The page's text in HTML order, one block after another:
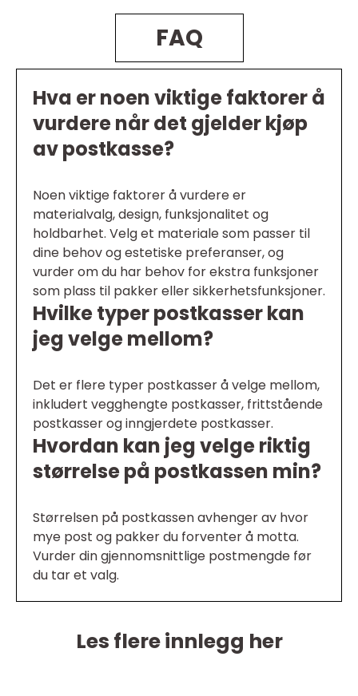
FAQ
Hva er noen viktige faktorer å
vurdere når det gjelder kjøp
av postkasse?
Noen viktige faktorer å vurdere er
materialvalg, design, funksjonalitet og
holdbarhet. Velg et materiale som passer til
dine behov og estetiske preferanser, og
vurder om du har behov for ekstra funksjoner
som plass til pakker eller sikkerhetsfunksjoner.
Hvilke typer postkasser kan
jeg velge mellom?
Det er flere typer postkasser å velge mellom,
inkludert vegghengte postkasser, frittstående
postkasser og inngjerdete postkasser.
Hvordan kan jeg velge riktig
størrelse på postkassen min?
Størrelsen på postkassen avhenger av hvor
mye post og pakker du forventer å motta.
Vurder din gjennomsnittlige postmengde før
du tar et valg.
Les flere innlegg her